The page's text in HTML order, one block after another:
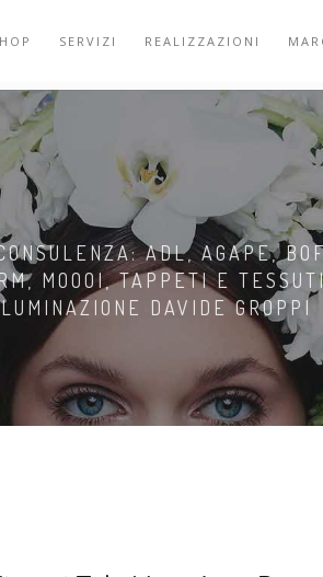
SERVIZI REALIZZAZIONI
ADL, AGAPE,
MOOOI, TAPPETI E
DAVIDE GROPPI